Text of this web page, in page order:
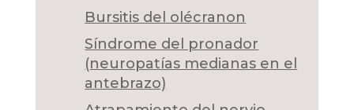
Bursitis del olécranon
Síndrome del pronador
(neuropatías medianas en el
antebrazo)